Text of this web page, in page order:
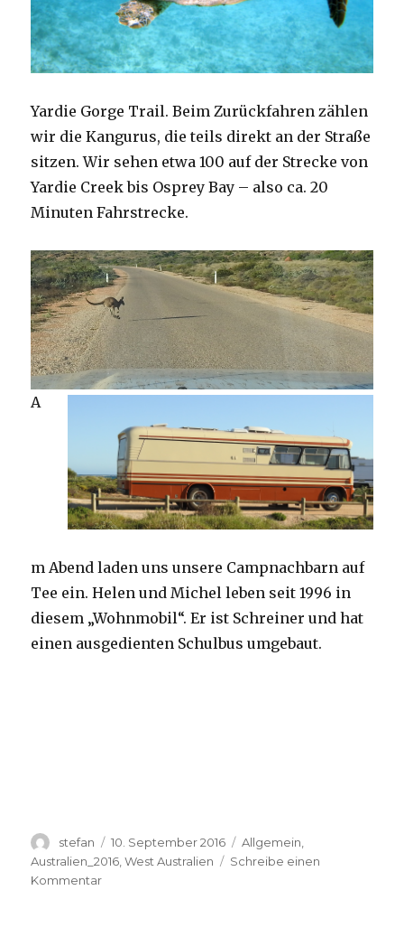
Yardie Gorge Trail. Beim Zurückfahren zählen
wir die Kangurus, die teils direkt an der Straße
sitzen. Wir sehen etwa 100 auf der Strecke von
Yardie Creek bis Osprey Bay – also ca. 20
Minuten Fahrstrecke.
A
m Abend laden uns unsere Campnachbarn auf
Tee ein. Helen und Michel leben seit 1996 in
diesem „Wohnmobil“. Er ist Schreiner und hat
einen ausgedienten Schulbus umgebaut.
Autor
stefan
Veröffentlicht
am
10. September 2016 Kategorien
Allgemein
Australien_2016 ,West Australien
Schreibe einen
Kommentarzu